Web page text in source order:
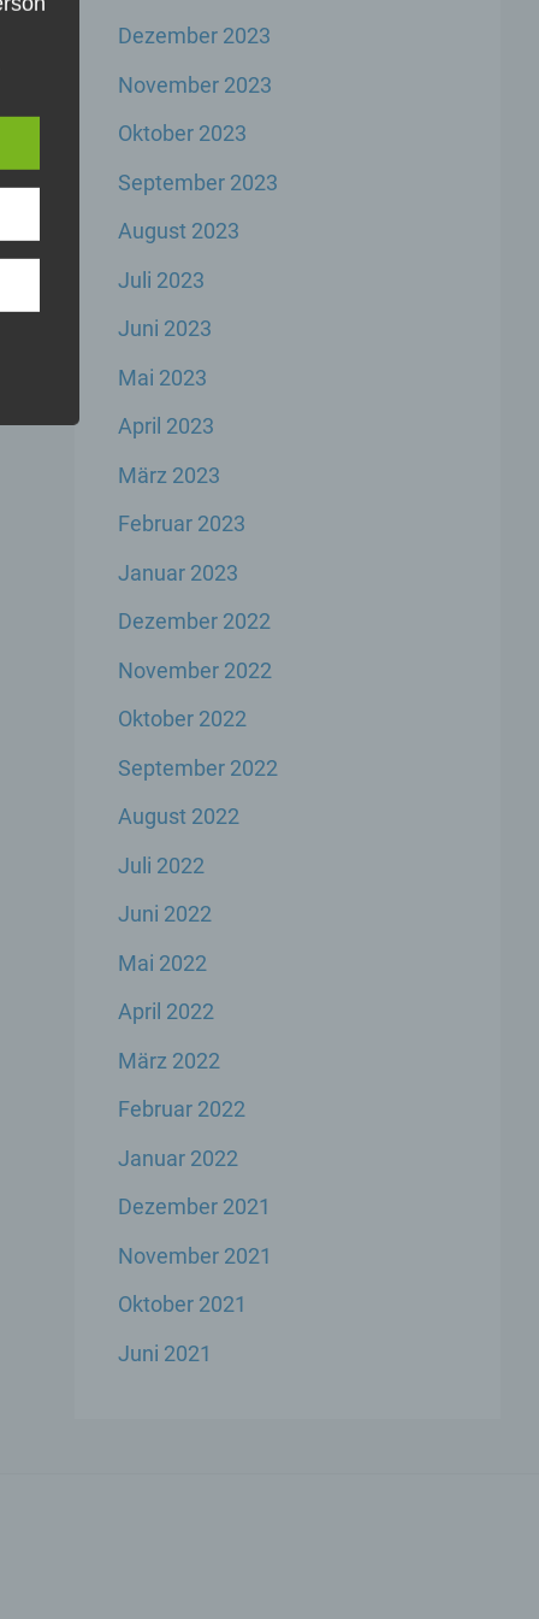
Dezember 2023
November 2023
Oktober 2023
September 2023
August 2023
Juli 2023
Juni 2023
Mai 2023
April 2023
März 2023
Februar 2023
Januar 2023
Dezember 2022
November 2022
Oktober 2022
September 2022
August 2022
Juli 2022
Juni 2022
Mai 2022
April 2022
März 2022
Februar 2022
Januar 2022
Dezember 2021
November 2021
Oktober 2021
Juni 2021